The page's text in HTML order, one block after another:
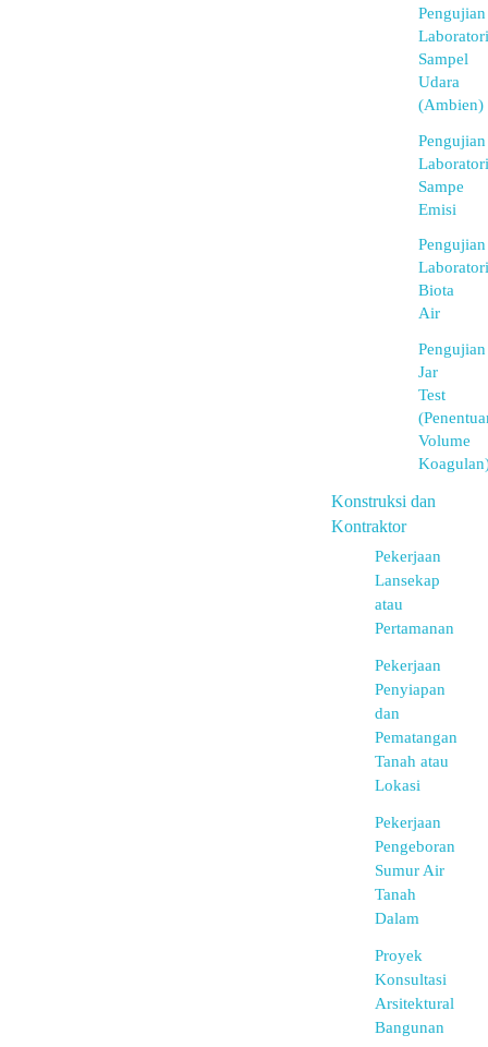
Pengujian
Sampel
Udara
(Ambien)
Pengujian
Sampe
Emisi
Pengujian
Biota
Air
Pengujian
Jar
Test
Volume
Konstruksi dan
Kontraktor
Pekerjaan
Lansekap
atau
Pertamanan
Pekerjaan
Penyiapan
dan
Pematangan
Tanah atau
Lokasi
Pekerjaan
Pengeboran
Sumur Air
Tanah
Dalam
Proyek
Konsultasi
Arsitektural
Bangunan